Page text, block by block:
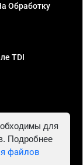
Обработку
TDI
для
Подробнее
файлов